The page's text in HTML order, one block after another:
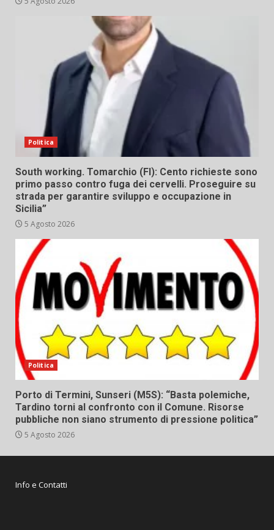
Politica
South working. Tomarchio (FI): Cento richieste sono
primo passo contro fuga dei cervelli. Proseguire su
strada per garantire sviluppo e occupazione in
Sicilia”
5 Agosto 2026
Politica
Porto di Termini, Sunseri (M5S): “Basta polemiche,
Tardino torni al confronto con il Comune. Risorse
pubbliche non siano strumento di pressione politica”
5 Agosto 2026
Info e Contatti